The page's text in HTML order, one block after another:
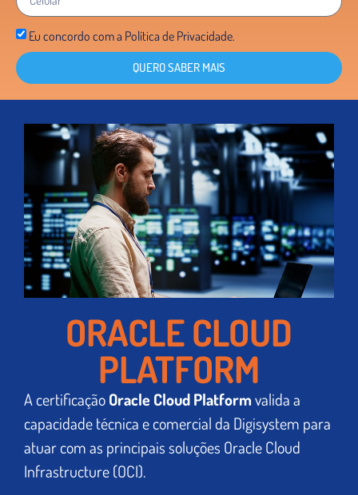
Eu concordo com a Política de Privacidade.
QUERO SABER MAIS
ORACLE CLOUD
PLATFORM
A certificaçãoOracle Cloud Platformvalida a
capacidade técnica e comercial da Digisystem para
atuar com as principais soluções Oracle Cloud
Infrastructure (OCI).